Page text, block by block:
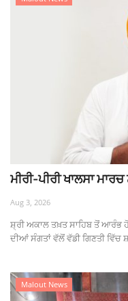
ਮੀਰੀ-ਪੀਰੀ ਖਾਲਸਾ
Aug 3, 2026
ਸ਼੍ਰੀ ਅਕਾਲ ਤਖ਼ਤ ਸਾਹਿਬ ਤੋਂ ਆਰੰਭ
ਦੀਆਂ ਸੰਗਤਾਂ ਵੱਲੋਂ ਵੱਡੀ ਗਿਣਤੀ
Malout News